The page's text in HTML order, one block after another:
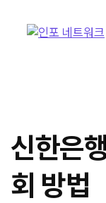
신한은
회 방법